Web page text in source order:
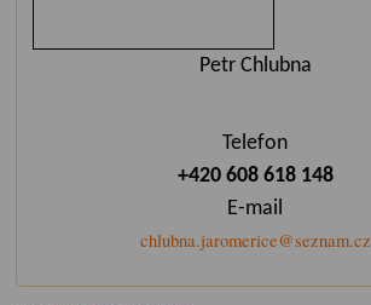
Petr Chlubna
Telefon
+420 608 618 148
E-mail
chlubna.jaromerice@seznam.cz